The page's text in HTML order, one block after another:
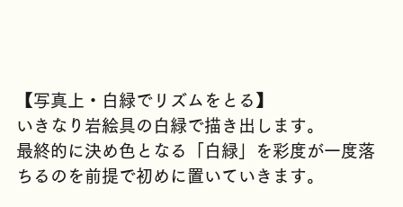
【写真上・白緑でリズムをとる】
いきなり岩絵具の白緑で描き出します。
最終的に決め色となる「白緑」を彩度が一度落